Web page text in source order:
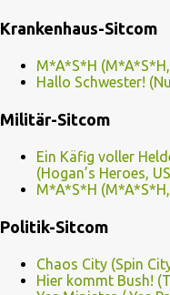
Krankenhaus-Sitcom
M*A*S*H
Hallo Schwester!
Militär-Sitcom
Ein Käfig voller
(Hogan’s Heroes,
M*A*S*H
Politik-Sitcom
Chaos City (Spin
Hier kommt Bush!